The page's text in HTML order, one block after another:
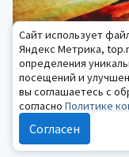
КНИГИ ПО
Эмоциональный
Диагностика и
Подробнее
Сайт использует
Яндекс Метрика,
определения
посещений и
вы соглашаетесь с
согласно Политике
Согласен